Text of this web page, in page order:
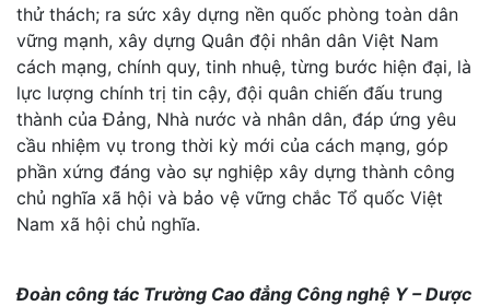
thử thách; ra sức xây dựng nền quốc phòng toàn dân
vững mạnh, xây dựng Quân đội nhân dân Việt Nam
cách mạng, chính quy, tinh nhuệ, từng bước hiện đại, là
lực lượng chính trị tin cậy, đội quân chiến đấu trung
thành của Đảng, Nhà nước và nhân dân, đáp ứng yêu
cầu nhiệm vụ trong thời kỳ mới của cách mạng, góp
phần xứng đáng vào sự nghiệp xây dựng thành công
chủ nghĩa xã hội và bảo vệ vững chắc Tổ quốc Việt
Nam xã hội chủ nghĩa.
Đoàn công tác Trường Cao đẳng Công nghệ Y – Dược